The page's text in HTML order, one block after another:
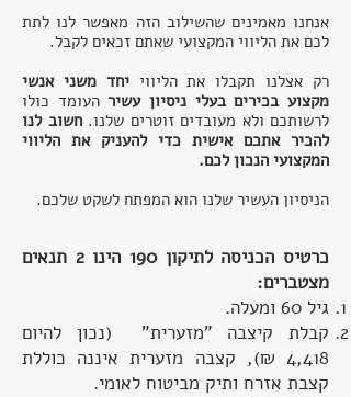
אנחנו מאמינים שהשילוב הזה מאפשר לנו לתת
לכם את הליווי המקצועי שאתם זכאים לקבל.
רק אצלנו תקבלו את הליווייחד משני אנשי
מקצוע בכירים בעלי ניסיון עשיר העומד כולו
לרשותכם ולא מעובדים זוטרים שלנו.חשוב לנו
להכיר אתכם אישית כדי להעניק את הליווי
המקצועי הנכון לכם.
הניסיון העשיר שלנו הוא המפתח לשקט שלכם.
כרטיס הכניסה לתיקון 190 הינו 2 תנאים
מצטברים:
גיל 60 ומעלה.
קבלת קיצבה "מזערית" (נכון להיום
4,418 ₪), קצבה מזערית איננה כוללת
קצבת אזרח ותיק מביטוח לאומי.